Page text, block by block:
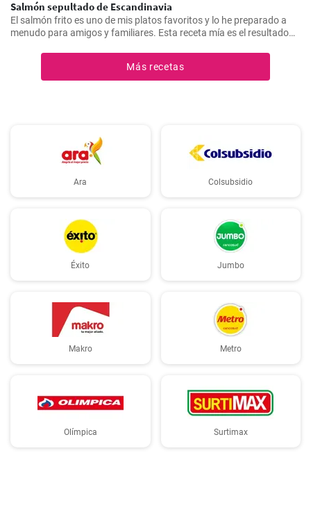
Salmón sepultado de Escandinavia
El salmón frito es uno de mis platos favoritos y lo he preparado a
menudo para amigos y familiares. Esta receta mía es el resultado
que es increíblemente fácil de hacer y, a la vez, tan sabrosa e
impresionante. Un trozo de filete de salmón fresco se marina en un
encurtido picante y está listo para servir al cabo de dos días.
Más recetas
Ara Colsubsidio
Éxito Jumbo
Makro Metro
Olímpica Surtimax